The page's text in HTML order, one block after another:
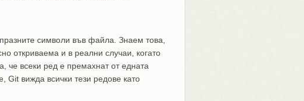
символи във файла. Знаем това,
откриваема и в реални случаи, когато
че всеки ред е премахнат от едната
Git вижда всички тези редове като